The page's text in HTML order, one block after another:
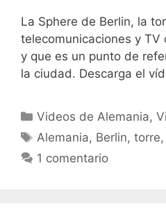
La Sphere de Berlin, la
telecomunicaciones y TV
y que es un punto de
la ciudad. Descarga el
Categorías
Videos de Alemania,
Etiquetas
Alemania, Berlin,torre
1 comentario